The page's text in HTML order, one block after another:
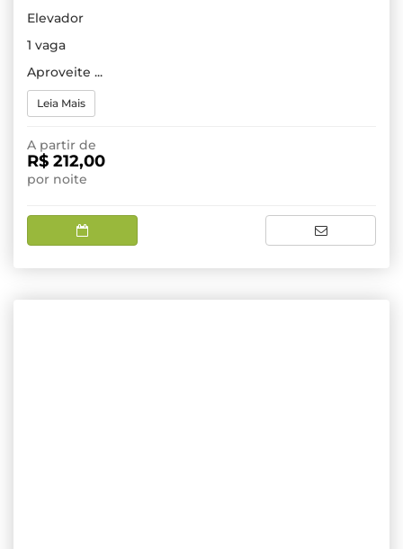
Elevador
1 vaga
Aproveite ...
Leia Mais
A partir de
R$ 212,00
por noite